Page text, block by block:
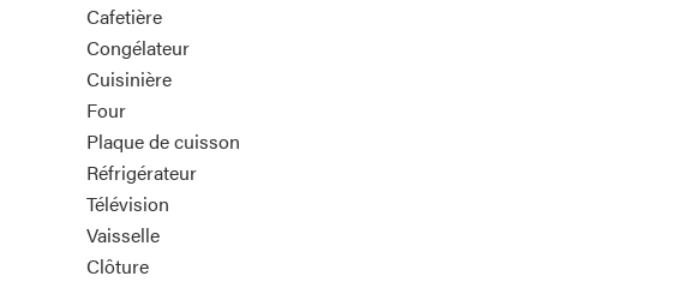
Cafetière
Congélateur
Cuisinière
Four
Plaque de cuisson
Réfrigérateur
Télévision
Vaisselle
Clôture